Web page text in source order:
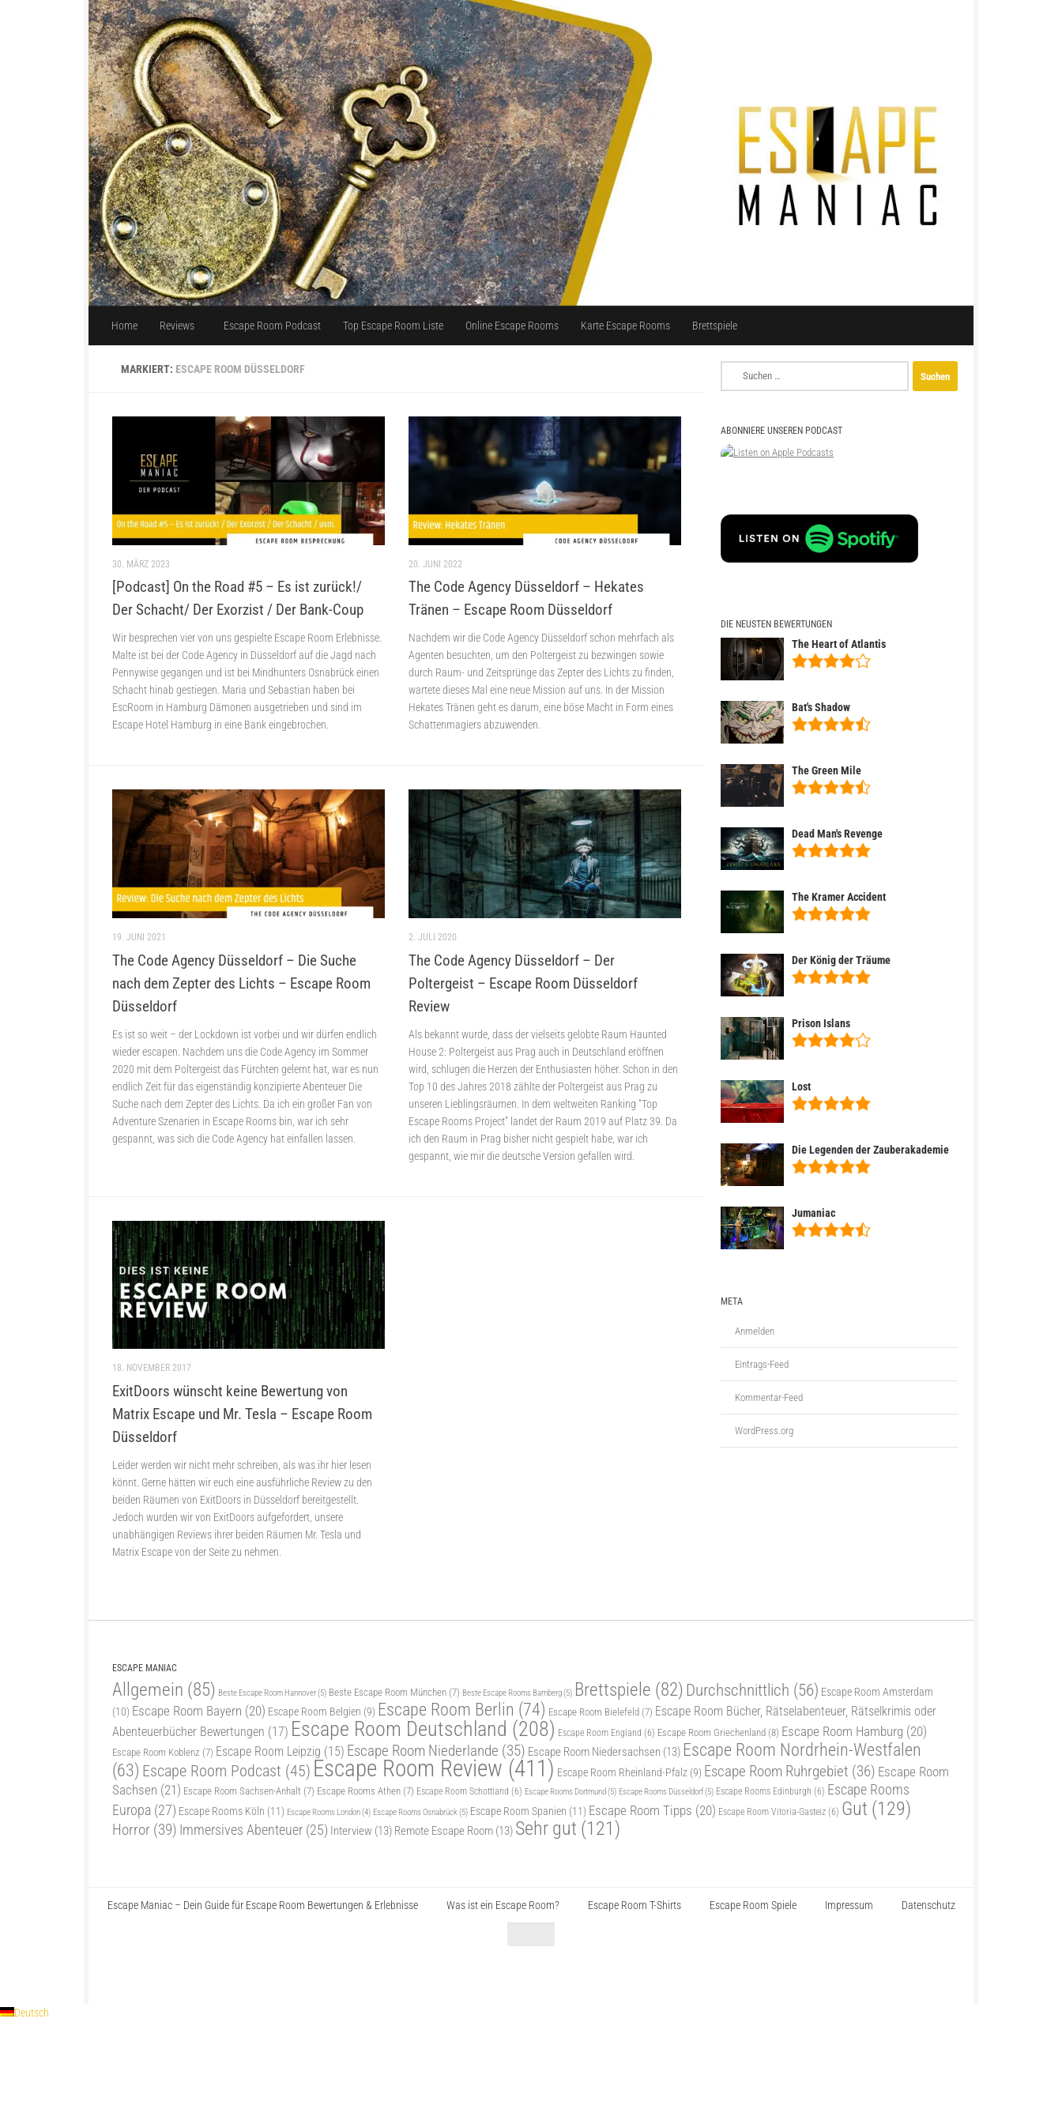
Unter dem Inhalt
Home Reviews Escape Room Podcast Top Escape Room Liste Online Escape Rooms Karte Escape Rooms Brettspiele
MARKIERT: ESCAPE ROOM DÜSSELDORF
30. MÄRZ 2023
[Podcast] On the Road #5 – Es ist zurück!/
Der Schacht/ Der Exorzist / Der Bank-Coup
Wir besprechen vier von uns gespielte Escape Room Erlebnisse.
Malte ist bei der Code Agency in Düsseldorf auf die Jagd nach
Pennywise gegangen und ist bei Mindhunters Osnabrück einen
Schacht hinab gestiegen. Maria und Sebastian haben bei
EscRoom in Hamburg Dämonen ausgetrieben und sind im
Escape Hotel Hamburg in eine Bank eingebrochen.
20. JUNI 2022
The Code Agency Düsseldorf – Hekates
Tränen – Escape Room Düsseldorf
Nachdem wir die Code Agency Düsseldorf schon mehrfach als
Agenten besuchten, um den Poltergeist zu bezwingen sowie
durch Raum- und Zeitsprünge das Zepter des Lichts zu finden,
wartete dieses Mal eine neue Mission auf uns. In der Mission
Hekates Tränen geht es darum, eine böse Macht in Form eines
Schattenmagiers abzuwenden.
19. JUNI 2021
The Code Agency Düsseldorf – Die Suche
nach dem Zepter des Lichts – Escape Room
Düsseldorf
Es ist so weit – der Lockdown ist vorbei und wir dürfen endlich
wieder escapen. Nachdem uns die Code Agency im Sommer
2020 mit dem Poltergeist das Fürchten gelernt hat, war es nun
endlich Zeit für das eigenständig konzipierte Abenteuer Die
Suche nach dem Zepter des Lichts. Da ich ein großer Fan von
Adventure Szenarien in Escape Rooms bin, war ich sehr
gespannt, was sich die Code Agency hat einfallen lassen.
2. JULI 2020
The Code Agency Düsseldorf – Der
Poltergeist – Escape Room Düsseldorf
Review
Als bekannt wurde, dass der vielseits gelobte Raum Haunted
House 2: Poltergeist aus Prag auch in Deutschland eröffnen
wird, schlugen die Herzen der Enthusiasten höher. Schon in den
Top 10 des Jahres 2018 zählte der Poltergeist aus Prag zu
unseren Lieblingsräumen. In dem weltweiten Ranking “Top
Escape Rooms Project” landet der Raum 2019 auf Platz 39. Da
ich den Raum in Prag bisher nicht gespielt habe, war ich
gespannt, wie mir die deutsche Version gefallen wird.
18. NOVEMBER 2017
ExitDoors wünscht keine Bewertung von
Matrix Escape und Mr. Tesla – Escape Room
Düsseldorf
Leider werden wir nicht mehr schreiben, als was ihr hier lesen
könnt. Gerne hätten wir euch eine ausführliche Review zu den
beiden Räumen von ExitDoors in Düsseldorf bereitgestellt.
Jedoch wurden wir von ExitDoors aufgefordert, unsere
unabhängigen Reviews ihrer beiden Räumen Mr. Tesla und
Matrix Escape von der Seite zu nehmen.
ABONNIERE UNSEREN PODCAST
DIE NEUSTEN BEWERTUNGEN
The Heart of Atlantis
Bat's Shadow
The Green Mile
Dead Man's Revenge
The Kramer Accident
Der König der Träume
Prison Islans
Lost
Die Legenden der Zauberakademie
Jumaniac
META
Anmelden
Eintrags-Feed
Kommentar-Feed
WordPress.org
ESCAPE MANIAC
Allgemein (85) Beste Escape Room Hannover(5) Beste Escape Room München (7) Beste Escape Rooms Bamberg(5) Brettspiele (82) Durchschnittlich (56) Escape Room Amsterdam
(10) Escape Room Bayern (20) Escape Room Belgien (9) Escape Room Berlin (74) Escape Room Bielefeld (7) Escape Room Bücher, Rätselabenteuer, Rätselkrimis oder
Abenteuerbücher Bewertungen (17) Escape Room Deutschland (208) Escape Room England (6) Escape Room Griechenland (8) Escape Room Hamburg (20)
Escape Room Koblenz (7) Escape Room Leipzig (15) Escape Room Niederlande (35) Escape Room Niedersachsen (13) Escape Room Nordrhein-Westfalen
(63) Escape Room Podcast (45) Escape Room Review (411) Escape Room Rheinland-Pfalz (9) Escape Room Ruhrgebiet (36) Escape Room
Sachsen (21) Escape Room Sachsen-Anhalt (7) Escape Rooms Athen (7) Escape Room Schottland (6) Escape Rooms Dortmund(5) Escape Rooms Düsseldorf(5) Escape Rooms Edinburgh (6) Escape Rooms
Europa (27) Escape Rooms Köln (11) Escape Rooms London(4) Escape Rooms Osnabrück(5) Escape Room Spanien (11) Escape Room Tipps (20) Escape Room Vitoria-Gasteiz (6) Gut (129)
Horror (39) Immersives Abenteuer (25) Interview (13) Remote Escape Room (13) Sehr gut (121)
Escape Maniac – Dein Guide für Escape Room Bewertungen & Erlebnisse Was ist ein Escape Room? Escape Room T-Shirts Escape Room Spiele Impressum Datenschutz
Deutsch